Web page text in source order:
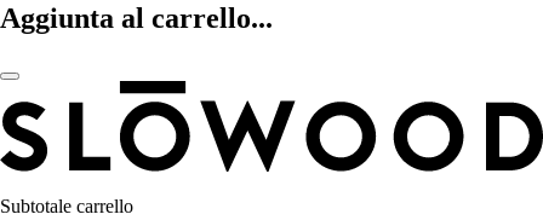
Aggiunta al carrello...
Subtotale carrello